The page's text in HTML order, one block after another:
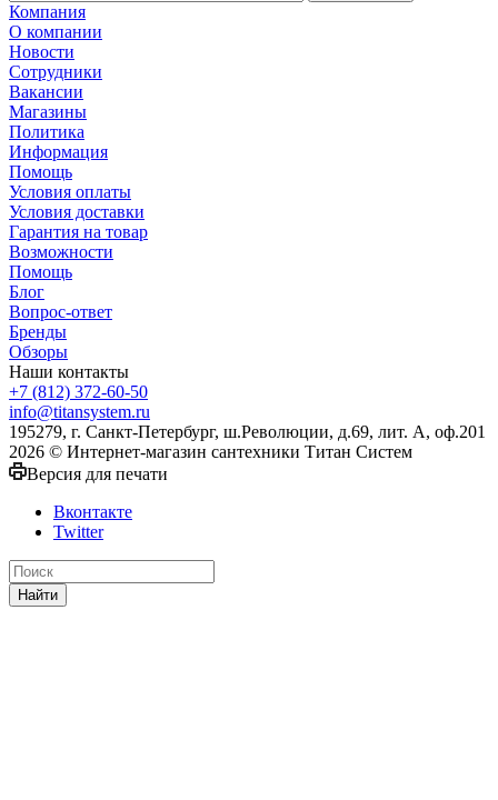
Компания
О компании
Новости
Сотрудники
Вакансии
Магазины
Политика
Информация
Помощь
Условия оплаты
Условия доставки
Гарантия на товар
Возможности
Помощь
Блог
Вопрос-ответ
Бренды
Обзоры
Наши контакты
+7 (812) 372-60-50
info@titansystem.ru
195279, г. Санкт-Петербург, ш.Революции, д.69, лит. А, оф.201
2026 © Интернет-магазин сантехники Титан Систем
Версия для печати
Вконтакте
Twitter
Найти